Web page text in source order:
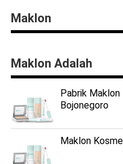
Maklon
Maklon Adalah
Pabrik
Bojonegoro
Maklon